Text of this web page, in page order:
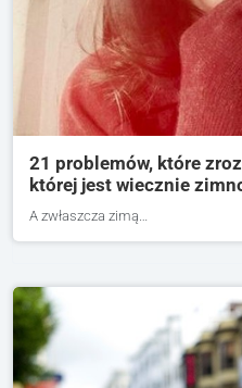
21 problemów, które
której jest wiecznie
A zwłaszcza zimą…